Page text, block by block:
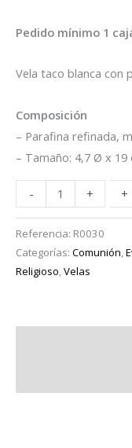
Pedido mínimo 1
Vela taco blanca con
Composición
– Parafina refinada,
– Tamaño: 4,7 Ø x 19
-- + +
Referencia: R0030
Categorías: Comunión,
Religioso,Velas